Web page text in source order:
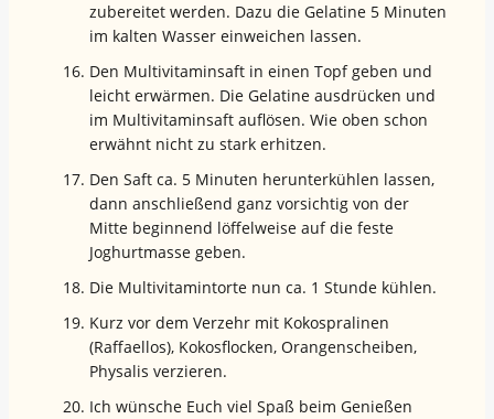
zubereitet werden. Dazu die Gelatine 5 Minuten
im kalten Wasser einweichen lassen.
Den Multivitaminsaft in einen Topf geben und
leicht erwärmen. Die Gelatine ausdrücken und
im Multivitaminsaft auflösen. Wie oben schon
erwähnt nicht zu stark erhitzen.
Den Saft ca. 5 Minuten herunterkühlen lassen,
dann anschließend ganz vorsichtig von der
Mitte beginnend löffelweise auf die feste
Joghurtmasse geben.
Die Multivitamintorte nun ca. 1 Stunde kühlen.
Kurz vor dem Verzehr mit Kokospralinen
(Raffaellos), Kokosflocken, Orangenscheiben,
Physalis verzieren.
Ich wünsche Euch viel Spaß beim Genießen